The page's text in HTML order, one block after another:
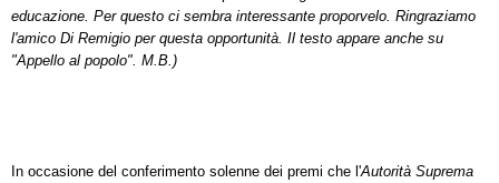
educazione. Per questo ci sembra interessante proporvelo. Ringraziamo
l'amico Di Remigio per questa opportunità. Il testo appare anche su
"Appello al popolo". M.B.)
In occasione del conferimento solenne dei premi che l'Autorità Suprema